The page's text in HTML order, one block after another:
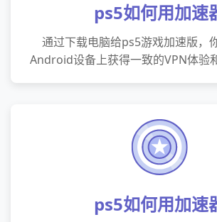
ps5如何用加速
通过下载电脑给ps5游戏加速版，
Android设备上获得一致的VPN体验
ps5如何用加速